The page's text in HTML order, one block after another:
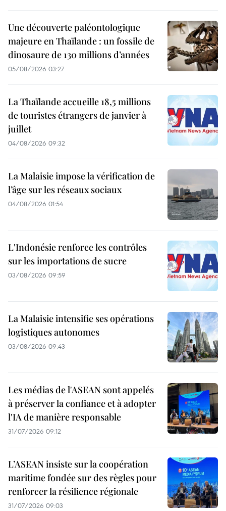
Une découverte paléontologique
majeure en Thaïlande : un fossile de
dinosaure de 130 millions d’années
05/08/2026 03:27
La Thaïlande accueille 18,5 millions
de touristes étrangers de janvier à
juillet
04/08/2026 09:32
La Malaisie impose la vérification de
l’âge sur les réseaux sociaux
04/08/2026 01:54
L'Indonésie renforce les contrôles
sur les importations de sucre
03/08/2026 09:59
La Malaisie intensifie ses opérations
logistiques autonomes
03/08/2026 09:43
Les médias de l'ASEAN sont appelés
à préserver la confiance et à adopter
l'IA de manière responsable
31/07/2026 09:12
L’ASEAN insiste sur la coopération
maritime fondée sur des règles pour
renforcer la résilience régionale
31/07/2026 09:03